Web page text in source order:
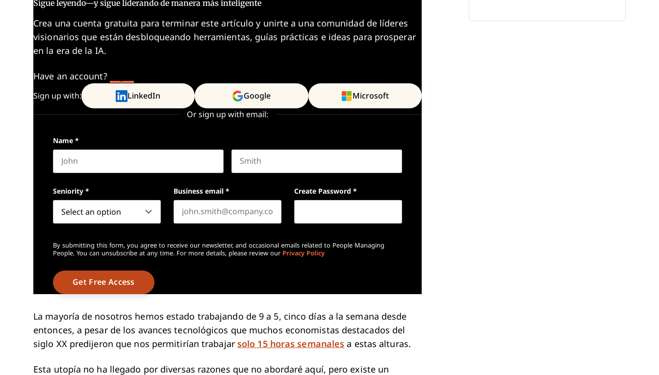
Sigue leyendo—y sigue liderando de manera más inteligente
Crea una cuenta gratuita para terminar este artículo y unirte a una comunidad de líderes
visionarios que están desbloqueando herramientas, guías prácticas e ideas para prosperar
en la era de la IA.
Have an account?
Sign up with: LinkedIn Google Microsoft
Or sign up with email:
Name *
Seniority * Business email * Create Password *
By submitting this form, you agree to receive our newsletter, and occasional emails related to People Managing
People. You can unsubscribe at any time. For more details, please review our Privacy Policy
La mayoría de nosotros hemos estado trabajando de 9 a 5, cinco días a la semana desde
entonces, a pesar de los avances tecnológicos que muchos economistas destacados del
siglo XX predijeron que nos permitirían trabajar solo 15 horas semanales a estas alturas.
Esta utopía no ha llegado por diversas razones que no abordaré aquí, pero existe un